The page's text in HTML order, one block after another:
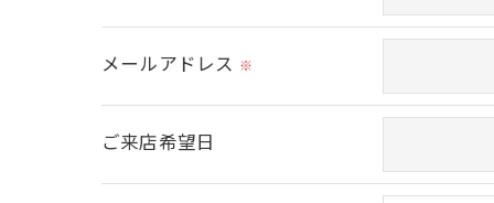
＜個人情報の安全管理＞
当社では、個人情報の漏洩等がなされない
＜個人情報を与えなかった場合に生じる結
メールアドレス ※
ご来店希望日